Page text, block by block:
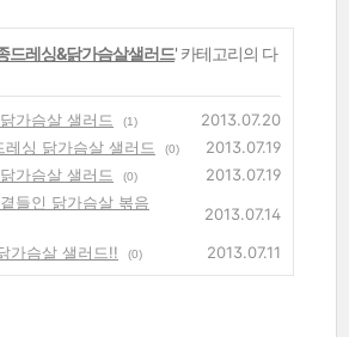
드레싱&닭가슴살샐러드' 카테고리의 다
가슴살 샐러드 (1)
2013.07.20
레싱 닭가슴살 샐러드
(0)
2013.07.19
가슴살 샐러드
(0)
2013.07.19
들인 닭가슴살 볶음
2013.07.14
가슴살 샐러드!!
(0) 2013.07.11